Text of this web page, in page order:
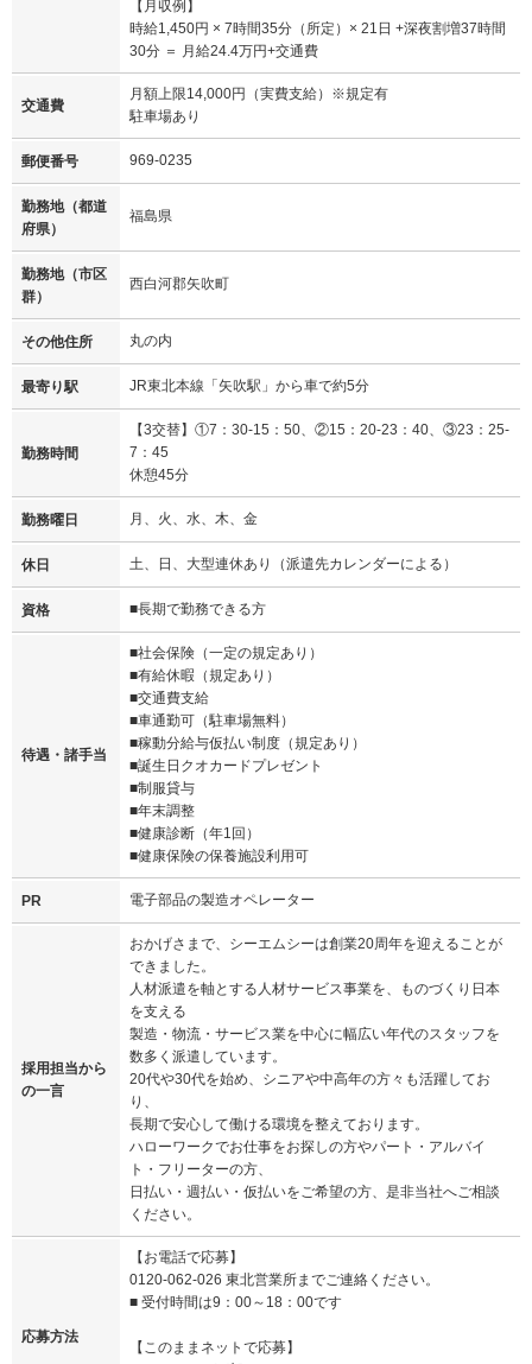
【月収例】
時給1,450円 × 7時間35分（所定）× 21日 +深夜割増37時間
30分 ＝ 月給24.4万円+交通費
交通費
月額上限14,000円（実費支給）※規定有
駐車場あり
郵便番号 969-0235
勤務地（都道
府県）
福島県
勤務地（市区
群）
西白河郡矢吹町
その他住所 丸の内
最寄り駅 JR東北本線「矢吹駅」から車で約5分
勤務時間
【3交替】①7：30-15：50、②15：20-23：40、③23：25-
7：45
休憩45分
勤務曜日 月、火、水、木、金
休日 土、日、大型連休あり（派遣先カレンダーによる）
資格 ■長期で勤務できる方
待遇・諸手当
■社会保険（一定の規定あり）
■有給休暇（規定あり）
■交通費支給
■車通勤可（駐車場無料）
■稼動分給与仮払い制度（規定あり）
■誕生日クオカードプレゼント
■制服貸与
■年末調整
■健康診断（年1回）
■健康保険の保養施設利用可
PR 電子部品の製造オペレーター
採用担当から
の一言
おかげさまで、シーエムシーは創業20周年を迎えることが
できました。
人材派遣を軸とする人材サービス事業を、ものづくり日本
を支える
製造・物流・サービス業を中心に幅広い年代のスタッフを
数多く派遣しています。
20代や30代を始め、シニアや中高年の方々も活躍してお
り、
長期で安心して働ける環境を整えております。
ハローワークでお仕事をお探しの方やパート・アルバイ
ト・フリーターの方、
日払い・週払い・仮払いをご希望の方、是非当社へご相談
ください。
応募方法
【お電話で応募】
0120-062-026 東北営業所までご連絡ください。
■ 受付時間は9：00～18：00です
【このままネットで応募】